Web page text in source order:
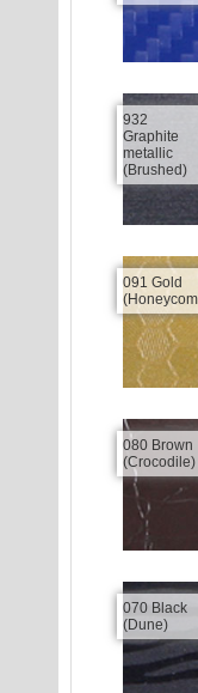
932
Graphite
metallic
(Brushed)
091 Gold
080 Brown
(Crocodile)
070 Black
(Dune)